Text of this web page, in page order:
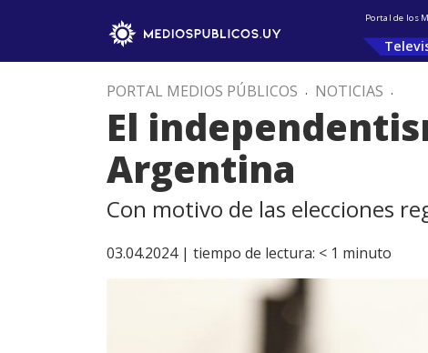
Portal de los
PORTAL MEDIOS PÚBLICOS . NOTICIAS .
El
Argentina
Con motivo de las elecciones
03.04.2024 | tiempo de lectura: < 1 minuto